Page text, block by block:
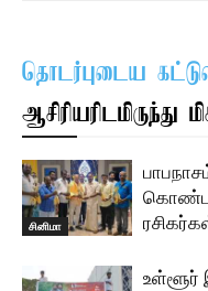
தொடர்புடைய
ஆசிரியரிடமிருந்து
சினிமா
உள்ளூர்